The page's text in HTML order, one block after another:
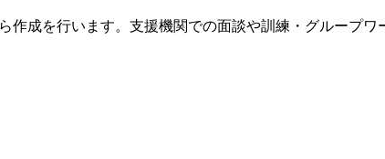
作成を行います。支援機関での面談や訓練・グループ